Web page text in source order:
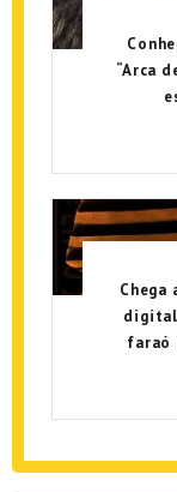
“Arca
Chega
digital
faraó